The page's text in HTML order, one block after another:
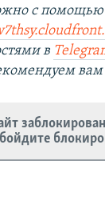
с помощью
в
вам